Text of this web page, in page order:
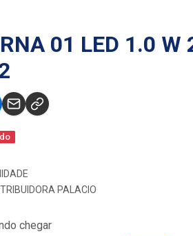
01 LED 1.0 W
PALACIO
chegar